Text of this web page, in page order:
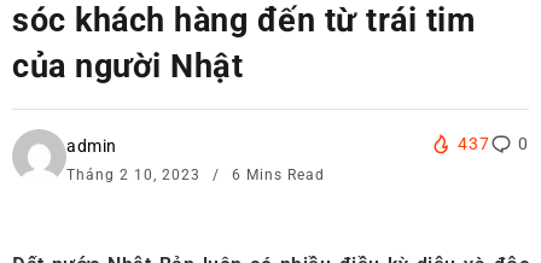
sóc khách hàng đến từ trái tim
của người Nhật
admin
Tháng 2 10, 2023 6 Mins Read
437 0